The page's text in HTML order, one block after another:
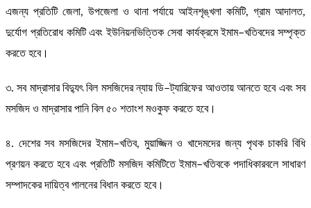
এজন্য প্রতিটি জেলা, উপজেলা ও থানা পর্যায়ে আইনশৃঙ্খলা কমিটি, গ্রাম আদালত,
দুর্যোগ প্রতিরোধ কমিটি এবং ইউনিয়নভিত্তিক সেবা কার্যক্রমে ইমাম–খতিবদের সম্পৃক্ত
করতে হবে।
৩. সব মাদ্রাসার বিদ্যুৎ বিল মসজিদের ন্যায় ডি–ট্যারিফের আওতায় আনতে হবে এবং সব
মসজিদ ও মাদ্রাসার পানি বিল ৫০ শতাংশ মওকুফ করতে হবে।
৪. দেশের সব মসজিদের ইমাম–খতিব, মুয়াজ্জিন ও খাদেমদের জন্য পৃথক চাকরি বিধি
প্রণয়ন করতে হবে এবং প্রতিটি মসজিদ কমিটিতে ইমাম–খতিবকে পদাধিকারবলে সাধারণ
সম্পাদকের দায়িত্ব পালনের বিধান করতে হবে।